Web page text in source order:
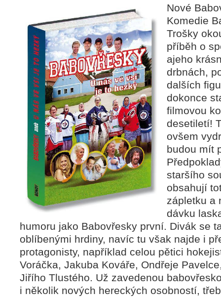
Nové
Komedie
Trošky
příběh o
ajeho
drbnách,
dalších
dokonce
filmovou
desetiletí!
ovšem
budou mít
staršího
obsahují
zápletku a
dávku
humoru jako Babovřesky první. Divák se
oblíbenými hrdiny, navíc tu však najde i
protagonisty, například celou pětici
Voráčka, Jakuba Kováře, Ondřeje
Jiřího Tlustého. Už zavedenou
i několik nových hereckých osobností,